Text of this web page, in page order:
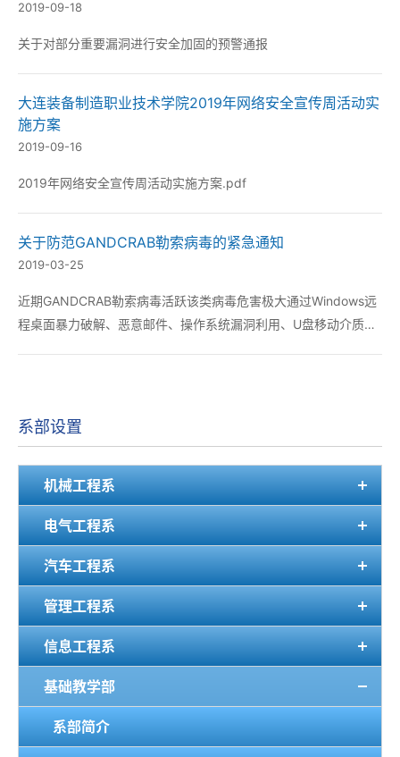
2019-09-18
关于对部分重要漏洞进行安全加固的预警通报
大连装备制造职业技术学院2019年网络安全宣传周活动实
施方案
2019-09-16
2019年网络安全宣传周活动实施方案.pdf
关于防范GANDCRAB勒索病毒的紧急通知
2019-03-25
近期GANDCRAB勒索病毒活跃该类病毒危害极大通过Windows远
程桌面暴力破解、恶意邮件、操作系统漏洞利用、U盘移动介质等
系部设置
机械工程系
电气工程系
汽车工程系
管理工程系
信息工程系
基础教学部
系部简介